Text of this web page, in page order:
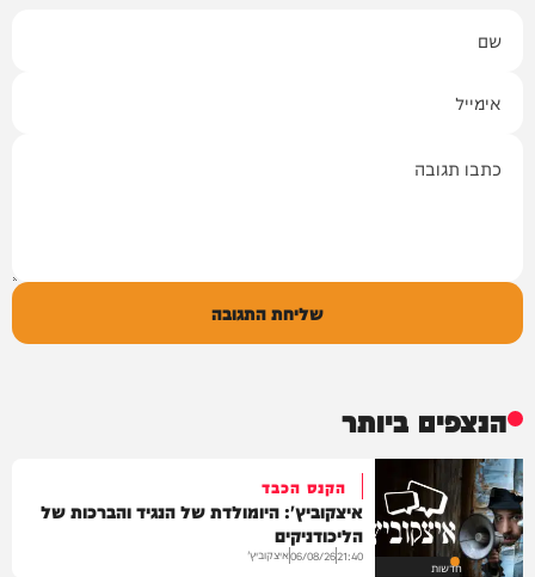
שליחת התגובה
הנצפים ביותר
חדשות
הקנס הכבד
איצקוביץ': היומולדת של הנגיד והברכות של
הליכודניקים
21:40
06/08/26איצקוביץ'